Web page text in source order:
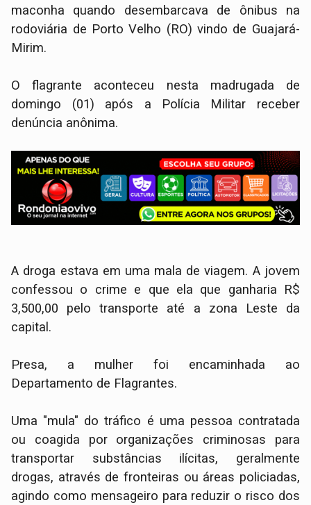
maconha quando desembarcava de ônibus na
rodoviária de Porto Velho (RO) vindo de Guajará-
Mirim.
O flagrante aconteceu nesta madrugada de
domingo (01) após a Polícia Militar receber
denúncia anônima.
A droga estava em uma mala de viagem. A jovem
confessou o crime e que ela que ganharia R$
3,500,00 pelo transporte até a zona Leste da
capital.
Presa, a mulher foi encaminhada ao
Departamento de Flagrantes.
Uma "mula" do tráfico é uma pessoa contratada
ou coagida por organizações criminosas para
transportar substâncias ilícitas, geralmente
drogas, através de fronteiras ou áreas policiadas,
agindo como mensageiro para reduzir o risco dos